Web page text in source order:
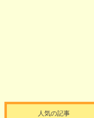
人気の記事